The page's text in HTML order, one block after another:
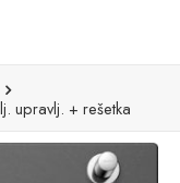
upravlj. + rešetka